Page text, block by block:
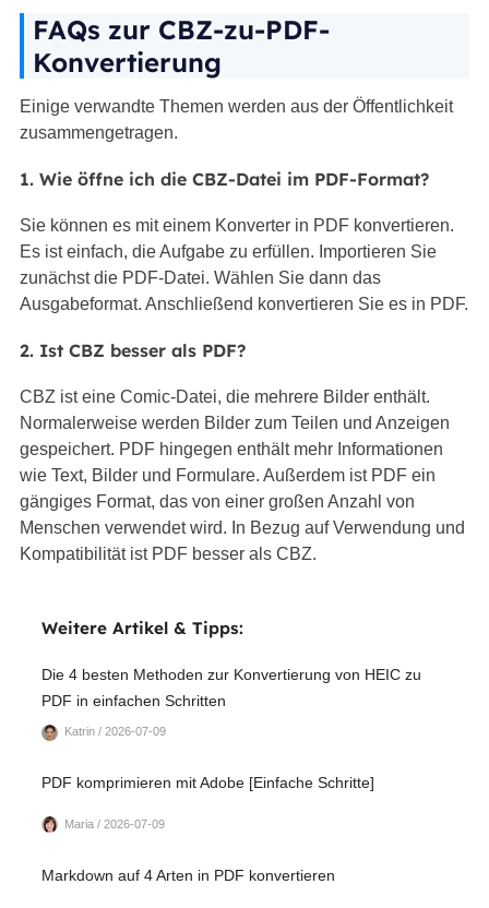
FAQs zur CBZ-zu-PDF-
Konvertierung
Einige verwandte Themen werden aus der Öffentlichkeit
zusammengetragen.
1. Wie öffne ich die CBZ-Datei im PDF-Format?
Sie können es mit einem Konverter in PDF konvertieren.
Es ist einfach, die Aufgabe zu erfüllen. Importieren Sie
zunächst die PDF-Datei. Wählen Sie dann das
Ausgabeformat. Anschließend konvertieren Sie es in PDF.
2. Ist CBZ besser als PDF?
CBZ ist eine Comic-Datei, die mehrere Bilder enthält.
Normalerweise werden Bilder zum Teilen und Anzeigen
gespeichert. PDF hingegen enthält mehr Informationen
wie Text, Bilder und Formulare. Außerdem ist PDF ein
gängiges Format, das von einer großen Anzahl von
Menschen verwendet wird. In Bezug auf Verwendung und
Kompatibilität ist PDF besser als CBZ.
Weitere Artikel & Tipps:
Die 4 besten Methoden zur Konvertierung von HEIC zu
PDF in einfachen Schritten
Katrin / 2026-07-09
PDF komprimieren mit Adobe [Einfache Schritte]
Maria / 2026-07-09
Markdown auf 4 Arten in PDF konvertieren